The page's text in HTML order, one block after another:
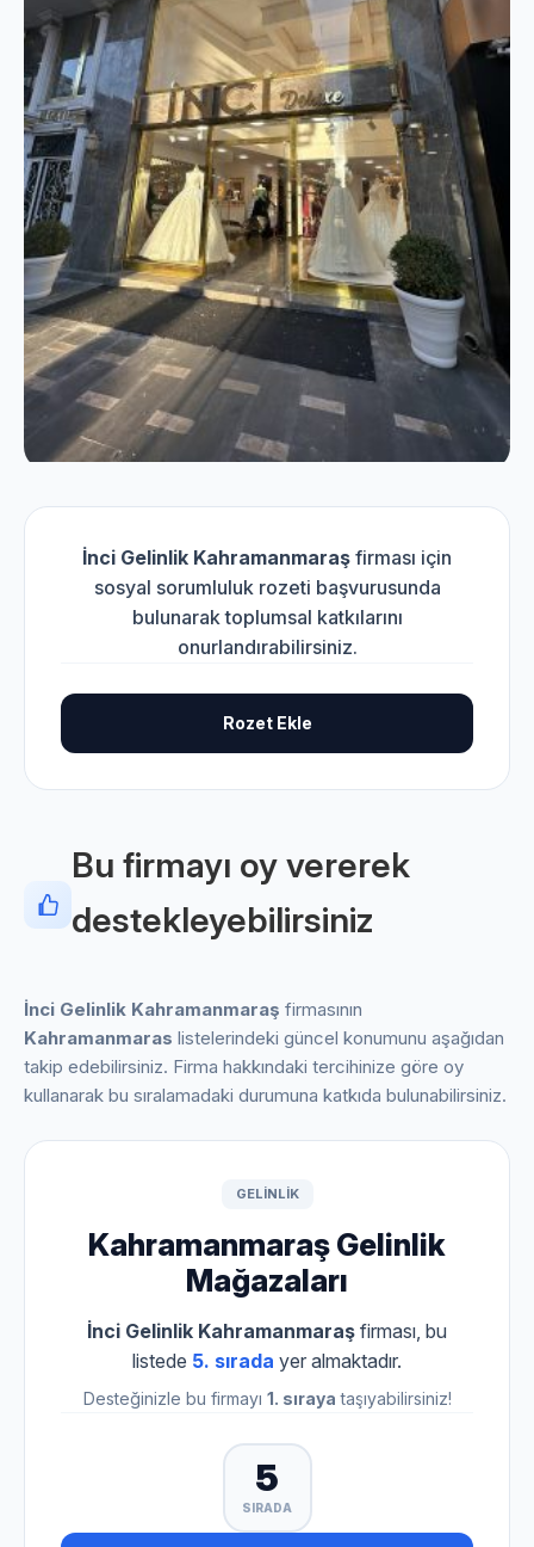
İnci Gelinlik Kahramanmaraş firması için
sosyal sorumluluk rozeti başvurusunda
bulunarak toplumsal katkılarını
onurlandırabilirsiniz.
Rozet Ekle
Bu firmayı oy vererek
destekleyebilirsiniz
İnci Gelinlik Kahramanmaraş firmasının
Kahramanmaras listelerindeki güncel konumunu aşağıdan
takip edebilirsiniz. Firma hakkındaki tercihinize göre oy
kullanarak bu sıralamadaki durumuna katkıda bulunabilirsiniz.
GELINLIK
Kahramanmaraş Gelinlik
Mağazaları
İnci Gelinlik Kahramanmaraş firması, bu
listede 5. sırada yer almaktadır.
Desteğinizle bu firmayı 1. sıraya taşıyabilirsiniz!
5
SIRADA